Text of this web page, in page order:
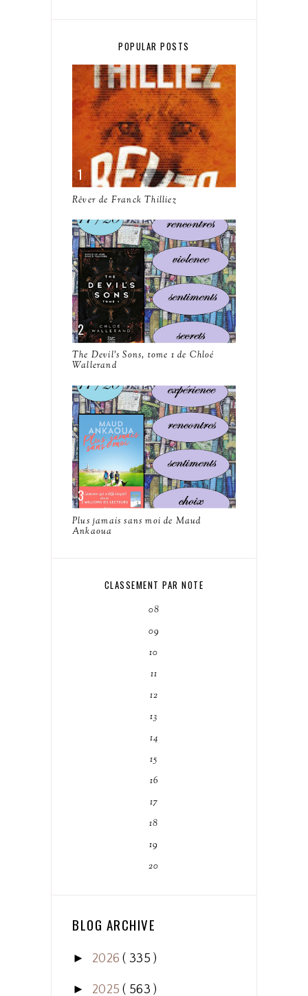
POPULAR POSTS
Rêver de Franck Thilliez
The Devil's Sons, tome 1 de Chloé
Wallerand
Plus jamais sans moi de Maud
Ankaoua
CLASSEMENT PAR NOTE
08
09
10
11
12
13
14
15
16
17
18
19
20
BLOG ARCHIVE
► 2026( 335 )
► 2025( 563 )